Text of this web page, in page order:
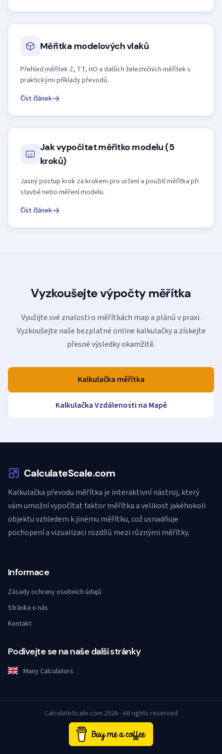
Měřítka modelových vlaků
Přehled měřítek Z, TT, HO a dalších železničních měřítek s
praktickými příklady převodů.
Číst článek
Jak vypočítat měřítko modelu (5
kroků)
Jasný postup krok za krokem pro určení a použití měřítka při
stavbě nebo měření modelu.
Číst článek
Vyzkoušejte výpočty měřítka
Využijte své znalosti o měřítkách map a plánů v praxi.
Vyzkoušejte naše bezplatné online kalkulačky a získejte
přesné výsledky okamžitě.
Kalkulačka měřítka
Kalkulačka Vzdálenosti na Mapě
CalculateScale.com
Kalkulačka převodu měřítka je interaktivní nástroj, který
vám umožní vypočítat faktor měřítka a velikost jakéhokoli
objektu vzhledem k jinému měřítku, což usnadňuje
pochopení a vizualizaci rozdílů mezi různými měřítky.
Informace
Zásady ochrany osobních údajů
Stránka o nás
Kontakt
Podívejte se na naše další stránky
Many Calculators
CalculateScale.com 2026 - All rights reserved